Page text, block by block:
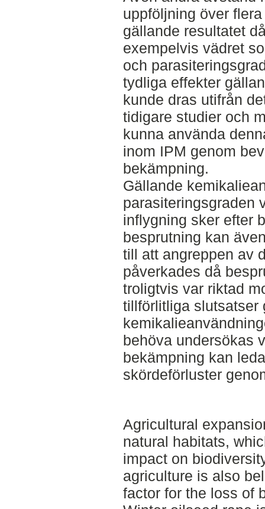
uppföljning över
gällande resultatet
exempelvis vädret
och
tydliga effekter
kunde dras utifrån
tidigare studier och
kunna använda
inom IPM genom
bekämpning.
Gällande
parasiteringsgraden
inflygning sker efter
besprutning kan
till att angreppen av
påverkades då
troligtvis var riktad
tillförlitliga slutsatser
behöva undersökas
bekämpning kan
skördeförluster
Agricultural
natural habitats,
impact on
agriculture is also
factor for the loss of